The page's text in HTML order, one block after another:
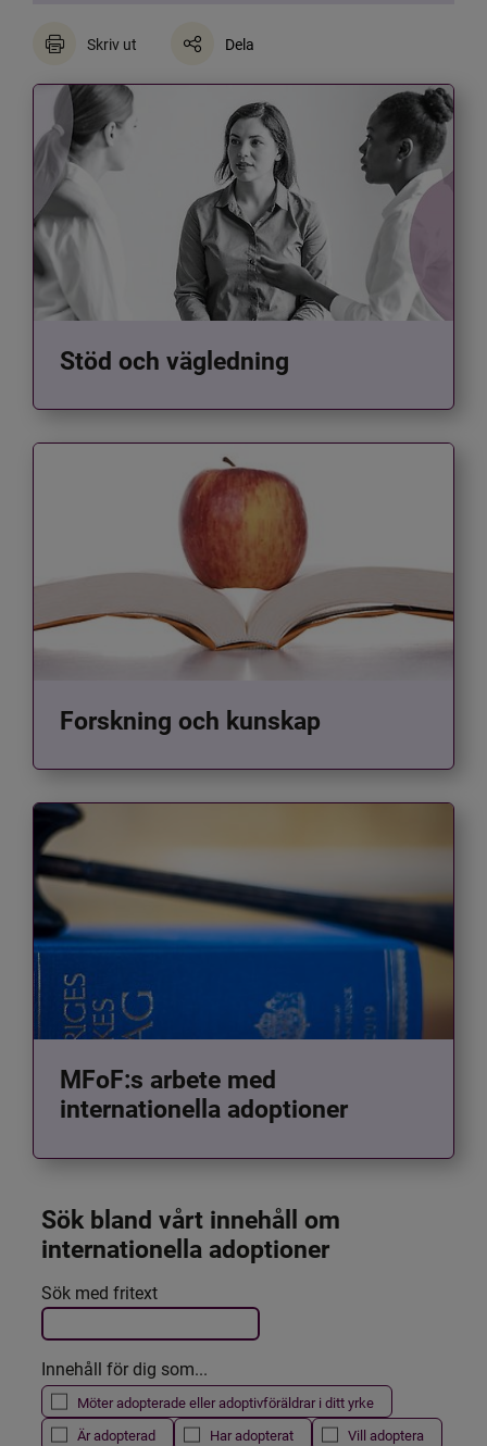
Skriv ut Dela
Stöd och vägledning
Forskning och kunskap
MFoF:s arbete med
internationella adoptioner
Sök bland vårt innehåll om
internationella adoptioner
Filtrera resultatet
Det här formuläret postas automatiskt
Sök med fritext
Innehåll för dig som...
Möter adopterade eller adoptivföräldrar i ditt yrke
Är adopterad
Har adopterat Vill adoptera